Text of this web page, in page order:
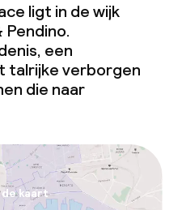
ligt in de wijk
Pendino.
een
talrijke verborgen
die naar
de kaart